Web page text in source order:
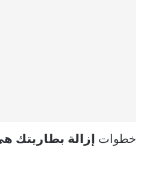
خطوات إزالة بطاريتك